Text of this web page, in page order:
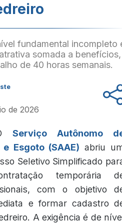
fundamental incompleto
somada a benefícios,
de 40 horas semanais.
de 2026
Serviço Autônomo
Esgoto (SAAE) abriu
Seletivo Simplificado
temporária
com o objetivo
e formar cadastro
A exigência é de